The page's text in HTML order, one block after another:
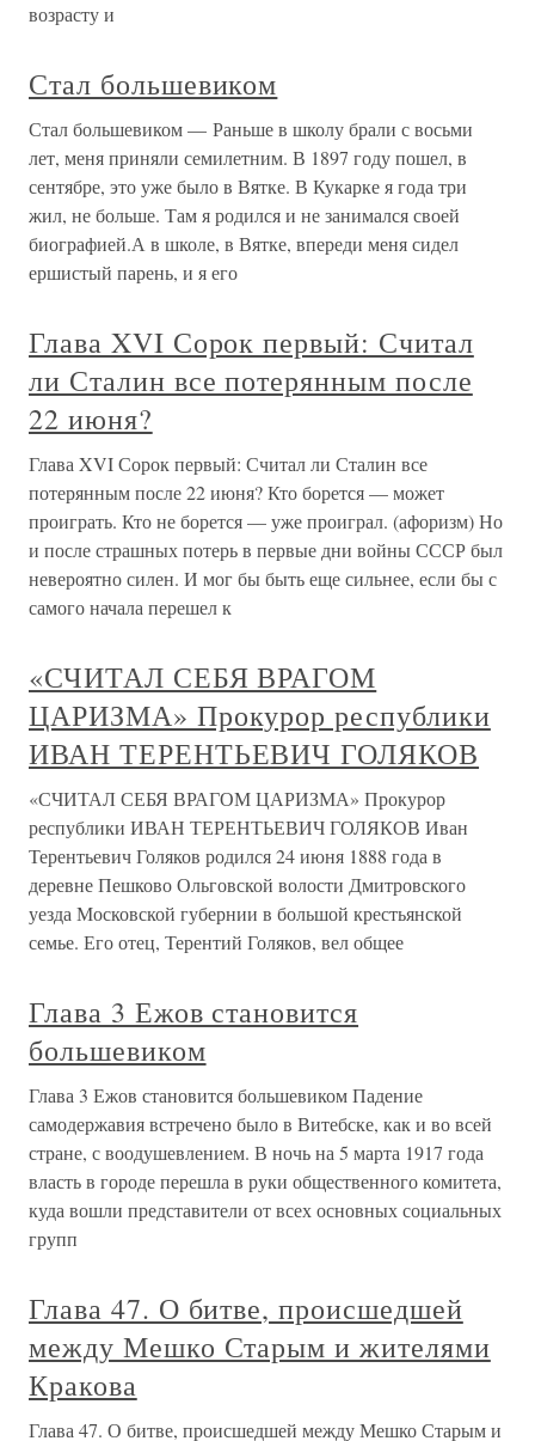
возрасту и
Стал большевиком
Стал большевиком — Раньше в школу брали с восьми
лет, меня приняли семилетним. В 1897 году пошел, в
сентябре, это уже было в Вятке. В Кукарке я года три
жил, не больше. Там я родился и не занимался своей
биографией.А в школе, в Вятке, впереди меня сидел
ершистый парень, и я его
Глава XVI Сорок первый: Считал
ли Сталин все потерянным после
22 июня?
Глава XVI Сорок первый: Считал ли Сталин все
потерянным после 22 июня? Кто борется — может
проиграть. Кто не борется — уже проиграл. (афоризм) Но
и после страшных потерь в первые дни войны СССР был
невероятно силен. И мог бы быть еще сильнее, если бы с
самого начала перешел к
«СЧИТАЛ СЕБЯ ВРАГОМ
ЦАРИЗМА» Прокурор республики
ИВАН ТЕРЕНТЬЕВИЧ ГОЛЯКОВ
«СЧИТАЛ СЕБЯ ВРАГОМ ЦАРИЗМА» Прокурор
республики ИВАН ТЕРЕНТЬЕВИЧ ГОЛЯКОВ Иван
Терентьевич Голяков родился 24 июня 1888 года в
деревне Пешково Ольговской волости Дмитровского
уезда Московской губернии в большой крестьянской
семье. Его отец, Терентий Голяков, вел общее
Глава 3 Ежов становится
большевиком
Глава 3 Ежов становится большевиком Падение
самодержавия встречено было в Витебске, как и во всей
стране, с воодушевлением. В ночь на 5 марта 1917 года
власть в городе перешла в руки общественного комитета,
куда вошли представители от всех основных социальных
групп
Глава 47. О битве, происшедшей
между Мешко Старым и жителями
Кракова
Глава 47. О битве, происшедшей между Мешко Старым и